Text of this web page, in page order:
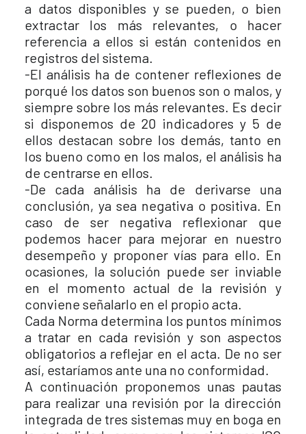
a datos disponibles y se pueden, o bien
extractar los más relevantes, o hacer
referencia a ellos si están contenidos en
registros del sistema.
-El análisis ha de contener reflexiones de
porqué los datos son buenos son o malos, y
siempre sobre los más relevantes. Es decir
si disponemos de 20 indicadores y 5 de
ellos destacan sobre los demás, tanto en
los bueno como en los malos, el análisis ha
de centrarse en ellos.
-De cada análisis ha de derivarse una
conclusión, ya sea negativa o positiva. En
caso de ser negativa reflexionar que
podemos hacer para mejorar en nuestro
desempeño y proponer vías para ello. En
ocasiones, la solución puede ser inviable
en el momento actual de la revisión y
conviene señalarlo en el propio acta.
Cada Norma determina los puntos mínimos
a tratar en cada revisión y son aspectos
obligatorios a reflejar en el acta. De no ser
así, estaríamos ante una no conformidad.
A continuación proponemos unas pautas
para realizar una revisión por la dirección
integrada de tres sistemas muy en boga en